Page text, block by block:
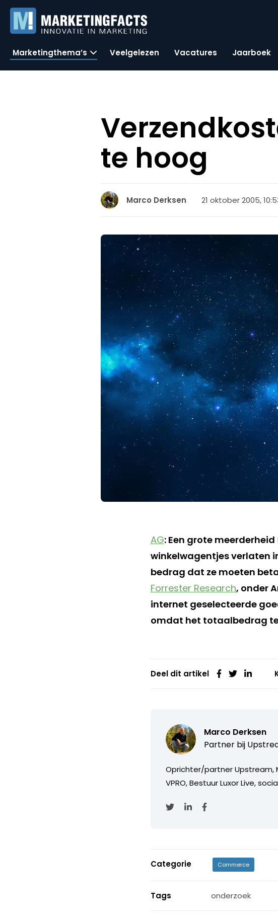
Marketingthema’s Veelgelezen Vacatures Jaarboek
te hoog
Marco Derksen 21 oktober 2005,
AG: Een grote
winkelwagentjes verlaten
bedrag dat ze moeten
Forrester Research, onder
internet geselecteerde
omdat het totaalbedrag
Deel dit artikel
Marco Derksen
Partner bij
Oprichter/partner Upstream,
VPRO, Bestuur Luxor Live,
Categorie Commerce
Tags onderzoek